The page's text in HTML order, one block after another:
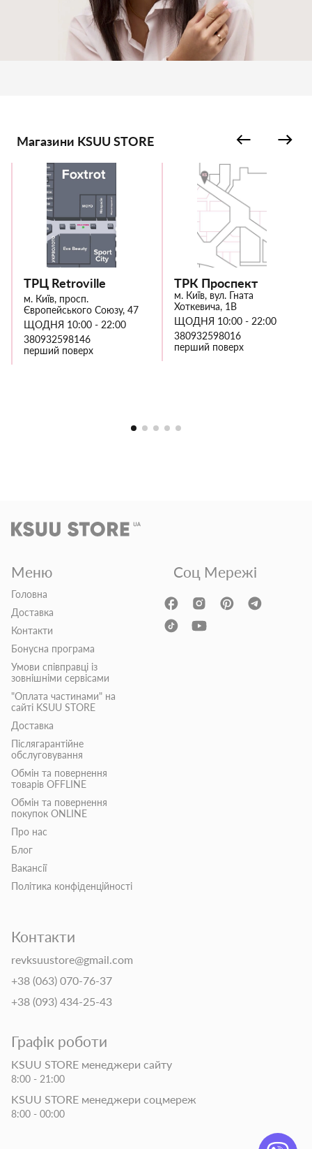
Магазини KSUU STORE
ТРЦ Retroville
м. Київ, просп.
Європейського Союзу, 47
ЩОДНЯ 10:00 - 22:00
380932598146
перший поверх
ТРК Проспект
м. Київ, вул. Гната
Хоткевича, 1В
ЩОДНЯ 10:00 - 22:00
380932598016
перший поверх
Меню
Головна
Доставка
Контакти
Бонусна програма
Умови співправці із
зовнішніми сервісами
"Оплата частинами" на
сайті KSUU STORE
Доставка
Післягарантійне
обслуговування
Обмін та повернення
товарів OFFLINE
Обмін та повернення
покупок ONLINE
Про нас
Блог
Вакансії
Політика конфіденційності
Контакти
revksuustore@gmail.com
+38 (063) 070-76-37
+38 (093) 434-25-43
Графік роботи
KSUU STORE менеджери сайту
8:00 - 21:00
KSUU STORE менеджери соцмереж
8:00 - 00:00
Соц Мережі